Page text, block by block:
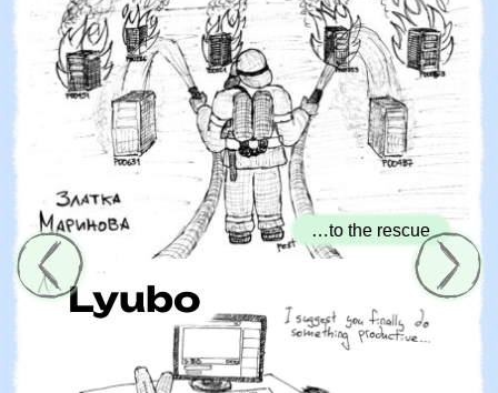
…to the rescue
Lyubo